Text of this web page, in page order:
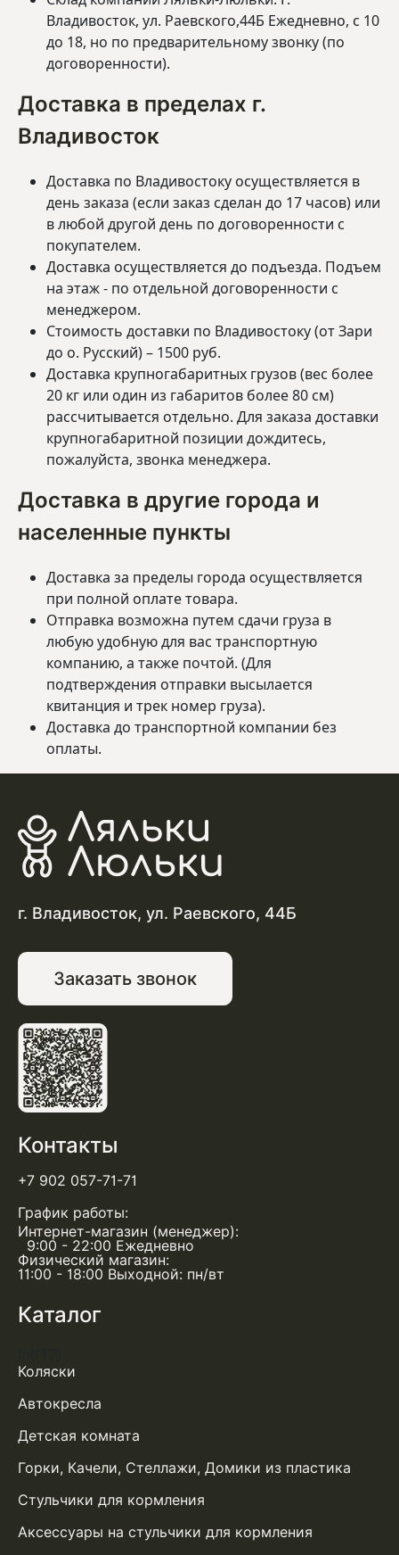
Владивосток, ул. Раевского,44Б Ежедневно, с 10
до 18, но по предварительному звонку (по
договоренности).
Доставка в пределах г.
Владивосток
Доставка по Владивостоку осуществляется в
день заказа (если заказ сделан до 17 часов) или
в любой другой день по договоренности с
покупателем.
Доставка осуществляется до подъезда. Подъем
на этаж - по отдельной договоренности с
менеджером.
Стоимость доставки по Владивостоку (от Зари
до о. Русский) – 1500 руб.
Доставка крупногабаритных грузов (вес более
20 кг или один из габаритов более 80 см)
рассчитывается отдельно. Для заказа доставки
крупногабаритной позиции дождитесь,
пожалуйста, звонка менеджера.
Доставка в другие города и
населенные пункты
Доставка за пределы города осуществляется
при полной оплате товара.
Отправка возможна путем сдачи груза в
любую удобную для вас транспортную
компанию, а также почтой. (Для
подтверждения отправки высылается
квитанция и трек номер груза).
Доставка до транспортной компании без
оплаты.
г. Владивосток, ул. Раевского, 44Б
Заказать звонок
Контакты
+7 902 057-71-71
График работы:
Интернет-магазин (менеджер):
9:00 - 22:00 Ежедневно
Физический магазин:
11:00 - 18:00 Выходной: пн/вт
Каталог
Коляски
Автокресла
Детская комната
Горки, Качели, Стеллажи, Домики из пластика
Стульчики для кормления
Аксессуары на стульчики для кормления